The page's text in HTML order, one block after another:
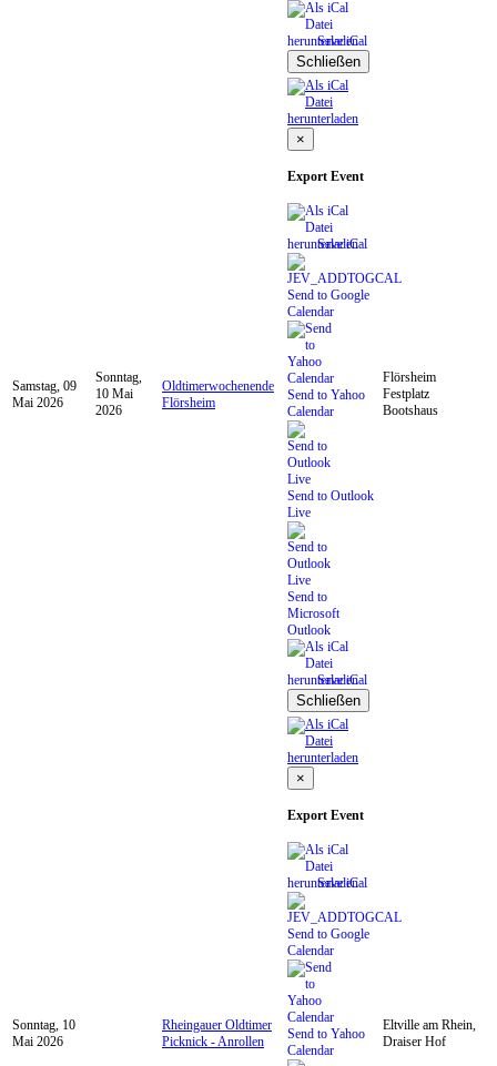
Save iCal
Schließen
Samstag, 09
Mai 2026
Sonntag,
10 Mai
2026
Oldtimerwochenende
Flörsheim
×
Export Event
Save iCal
Send to Google
Calendar
Send to Yahoo
Calendar
Send to Outlook
Live
Send to
Microsoft
Outlook
Save iCal
Schließen
Flörsheim
Festplatz
Bootshaus
Sonntag, 10
Mai 2026
Rheingauer Oldtimer
Picknick - Anrollen
×
Export Event
Save iCal
Send to Google
Calendar
Send to Yahoo
Calendar
Eltville am Rhein,
Draiser Hof